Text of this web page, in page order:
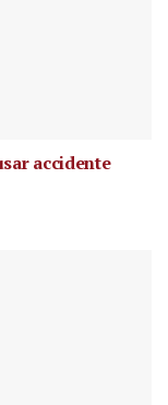
accidente